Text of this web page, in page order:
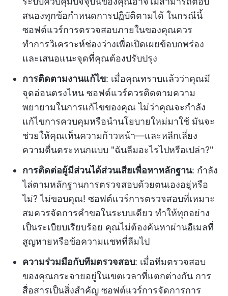
สนองทุกข้อกำหนดการปฏิบัติตามได้ ในกรณีนี้
ซอฟต์แวร์การตรวจสอบภายในของคุณควร
ทำการวิเคราะห์ช่องว่างเพื่อเปิดเผยข้อบกพร่อง
และเสนอแนะจุดที่คุณต้องปรับปรุง
การติดตามงานแก้ไข: เมื่อคุณทราบแล้วว่าคุณมี
จุดอ่อนตรงไหน ซอฟต์แวร์ควรติดตามความ
พยายามในการแก้ไขของคุณ ไม่ว่าคุณจะกำลัง
แก้ไขการควบคุมหรือนำนโยบายใหม่มาใช้ มันจะ
ช่วยให้คุณเห็นความก้าวหน้า—และหลีกเลี่ยง
ความตื่นตระหนกแบบ "ฉันลืมอะไรไปหรือเปล่า?"
การติดต่อผู้มีส่วนได้ส่วนเสียเพื่อหาหลักฐาน: กำลัง
ไล่ตามหลักฐานการตรวจสอบด้วยตนเองอยู่หรือ
ไม่? ไม่ขอบคุณ! ซอฟต์แวร์การตรวจสอบที่เหมาะ
สมควรจัดการคำขอในระบบเดียว ทำให้ทุกอย่าง
เป็นระเบียบเรียบร้อย คุณไม่ต้องค้นหาผ่านอีเมลที่
สูญหายหรือข้อความแชทที่ลืมไป
ความร่วมมือกับทีมตรวจสอบ: เมื่อทีมตรวจสอบ
ของคุณกระจายอยู่ในเขตเวลาที่แตกต่างกัน การ
สื่อสารเป็นสิ่งสำคัญ ซอฟต์แวร์การจัดการการ